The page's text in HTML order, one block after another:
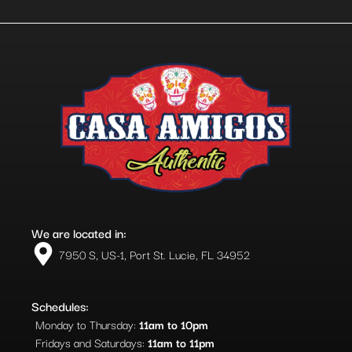
We are located in:
7950 S, US-1, Port St. Lucie, FL 34952​
Schedules:
Monday to Thursday: 11am to 10pm
Fridays and Saturdays: 11am to 11pm